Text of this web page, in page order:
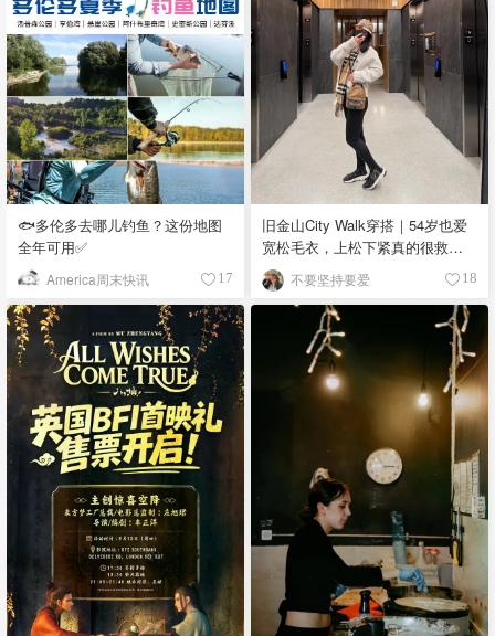
🐟多伦多去哪儿钓鱼？这份地图
全年可用✅
America周末快讯 17
旧金山City Walk穿搭｜54岁也爱
宽松毛衣，上松下紧真的很救比
例
不要坚持要爱 18